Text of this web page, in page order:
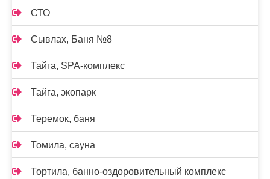
СТО
Сывлах, Баня №8
Тайга, SPA-комплекс
Тайга, экопарк
Теремок, баня
Томила, сауна
Тортила, банно-оздоровительный комплекс